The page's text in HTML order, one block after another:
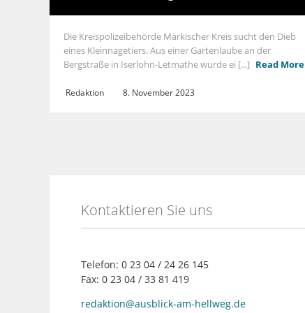
Die Kreispolizeibehörde Märkischer Kreis sucht den Dieb
eines Kleinnagetiers. Aus einer Gartenlaube an der
Bergstraße in Iserlohn-Letmathe wurde ei [...] Read More
Redaktion 8. November 2023
Kontaktieren Sie uns
Telefon: 0 23 04 / 24 26 145
Fax: 0 23 04 / 33 81 419
redaktion@ausblick-am-hellweg.de